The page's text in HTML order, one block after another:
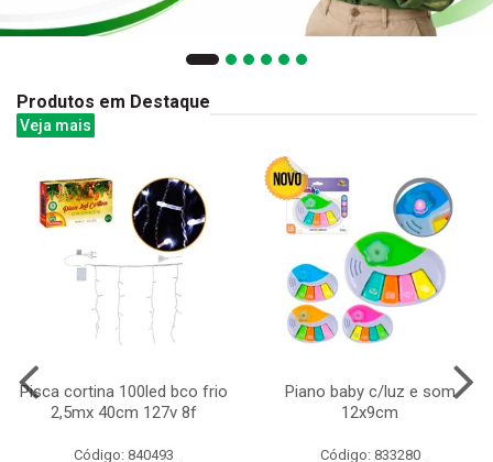
Produtos em Destaque
Veja mais
Pisca cortina 100led bco frio
2,5mx 40cm 127v 8f
Código: 840493
Piano baby c/luz e som
12x9cm
Código: 833280